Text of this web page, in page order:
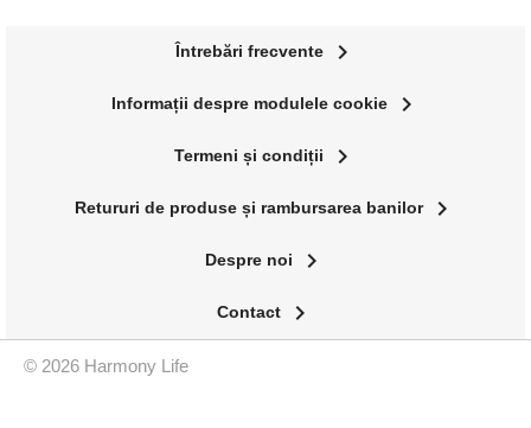
Întrebări frecvente navigate_next
Informații despre modulele cookie navigate_next
Termeni și condiții navigate_next
Retururi de produse și rambursarea banilor navigate_next
Despre noi navigate_next
Contact navigate_next
© 2026 Harmony Life